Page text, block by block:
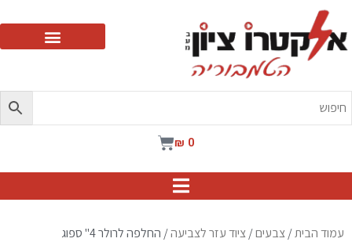
₪ 0
עגלת
עמוד הבית/צבעים/ציוד עזר לצביעה/ החלפה לרולר 4" ספוג